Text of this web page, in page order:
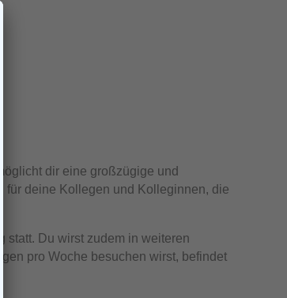
dir eine großzügige und
für deine Kollegen und Kolleginnen, die
statt. Du wirst zudem in weiteren
pro Woche besuchen wirst, befindet